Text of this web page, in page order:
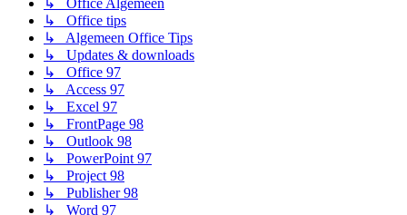
↳ Office Algemeen
↳ Office tips
↳ Algemeen Office Tips
↳ Updates & downloads
↳ Office 97
↳ Access 97
↳ Excel 97
↳ FrontPage 98
↳ Outlook 98
↳ PowerPoint 97
↳ Project 98
↳ Publisher 98
↳ Word 97